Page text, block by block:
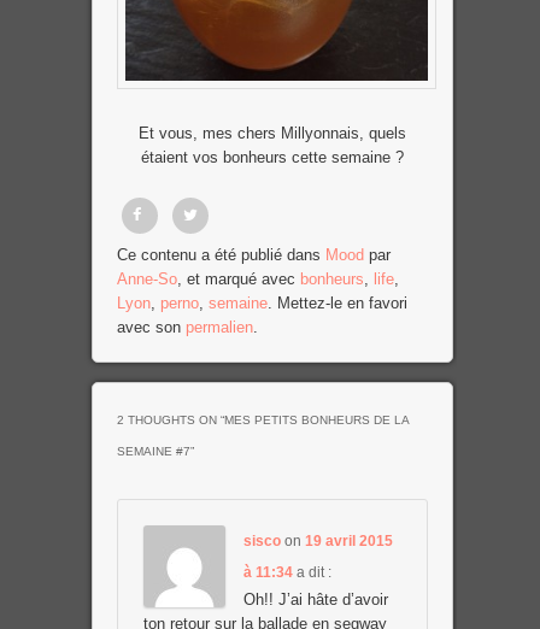
Et vous, mes chers Millyonnais, quels
étaient vos bonheurs cette semaine ?
Partager
sur
Facebook
Tweet
Ce contenu a été publié dans Mood par
Anne-So, et marqué avec bonheurs, life,
Lyon, perno, semaine. Mettez-le en favori
avec son permalien.
2 THOUGHTS ON “MES PETITS BONHEURS DE LA
SEMAINE #7”
siscoon 19 avril 2015
à 11:34 a dit :
Oh!! J’ai hâte d’avoir
ton retour sur la ballade en segway